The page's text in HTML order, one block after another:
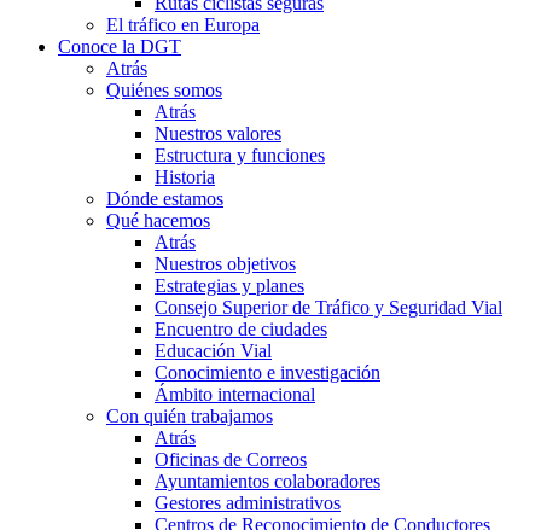
El tráfico en Europa
Conoce la DGT
Atrás
Quiénes somos
Atrás
Nuestros valores
Estructura y funciones
Historia
Dónde estamos
Qué hacemos
Atrás
Nuestros objetivos
Estrategias y planes
Consejo Superior de Tráfico y Seguridad Vial
Encuentro de ciudades
Educación Vial
Conocimiento e investigación
Ámbito internacional
Con quién trabajamos
Atrás
Oficinas de Correos
Ayuntamientos colaboradores
Gestores administrativos
Centros de Reconocimiento de Conductores